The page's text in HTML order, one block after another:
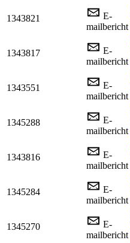
1343821
E-
mailbericht
1343817
E-
mailbericht
1343551
E-
mailbericht
1345288
E-
mailbericht
1343816
E-
mailbericht
1345284
E-
mailbericht
1345270
E-
mailbericht